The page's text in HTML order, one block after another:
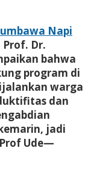
Prof. Dr.
bahwa
program di
warga
dan
jadi
Ude—